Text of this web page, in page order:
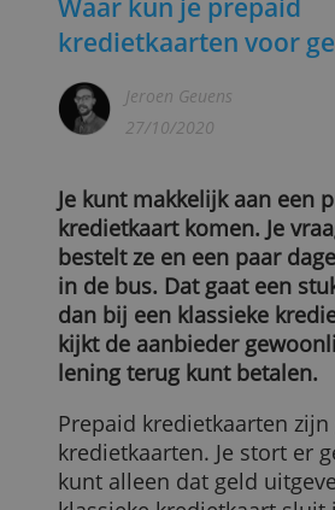
Waar kun je prepaid
kredietkaarten
27/10/2020
Je kunt makkelijk aan
kredietkaart komen. Je
bestelt ze en een paar
in de bus. Dat gaat
dan bij een klassieke
kijkt de aanbieder
lening terug kunt